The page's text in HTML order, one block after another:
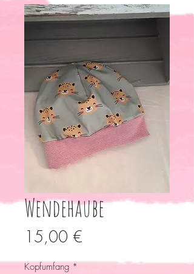
Wendehaube
15,00 €
Kopfumfang *